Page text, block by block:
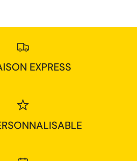
EXPRESS